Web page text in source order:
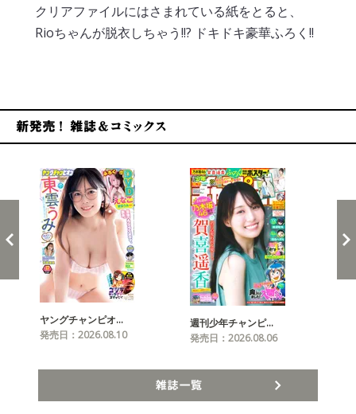
クリアファイルにはさまれている紙をとると、
Rioちゃんが脱衣しちゃう!!? ドキドキ豪華ふろく!!
ヤングチャンピオ…
発売日：2026.08.10
週刊少年チャンピ…
発売日：2026.08.06